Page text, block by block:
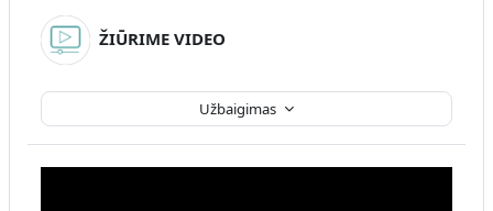
Užbaigimas
ŽIŪRIME VIDEO